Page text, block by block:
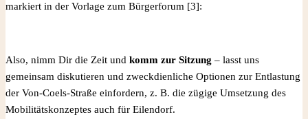
markiert in der Vorlage zum Bürgerforum [3]:
Also, nimm Dir die Zeit und komm zur Sitzung – lasst uns
gemeinsam diskutieren und zweckdienliche Optionen zur Entlastung
der Von-Coels-Straße einfordern, z. B. die zügige Umsetzung des
Mobilitätskonzeptes auch für Eilendorf.